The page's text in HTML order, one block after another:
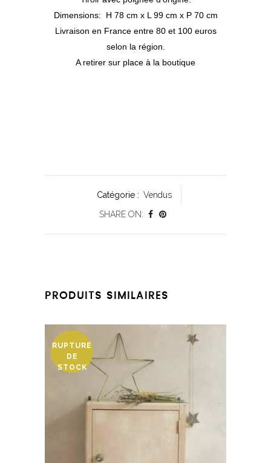
Dimensions: H 78 cm x L 99 cm x P 70 cm
Livraison en France entre 80 et 100 euros
selon la région.
A retirer sur place à la boutique
Catégorie : Vendus
SHARE ON:
PRODUITS SIMILAIRES
RUPTURE
DE
STOCK